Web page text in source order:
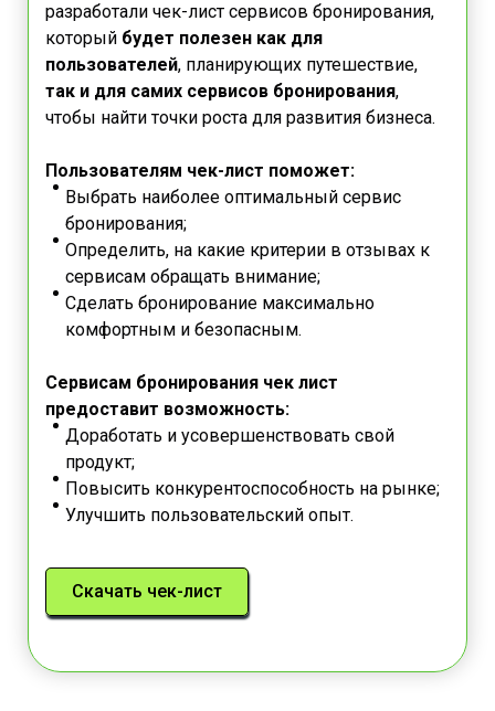
разработали чек-лист сервисов бронирования,
который будет полезен как для
пользователей, планирующих путешествие,
так и для самих сервисов бронирования,
чтобы найти точки роста для развития бизнеса.
Пользователям чек-лист поможет:
Выбрать наиболее оптимальный сервис
бронирования;
Определить, на какие критерии в отзывах к
сервисам обращать внимание;
Сделать бронирование максимально
комфортным и безопасным.
Сервисам бронирования чек лист
предоставит возможность:
Доработать и усовершенствовать свой
продукт;
Повысить конкурентоспособность на рынке;
Улучшить пользовательский опыт.
Скачать чек-лист